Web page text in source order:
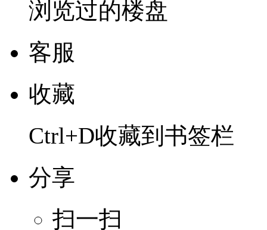
浏览过的楼盘
客服
收藏
Ctrl+D收藏到书签栏
分享
扫一扫